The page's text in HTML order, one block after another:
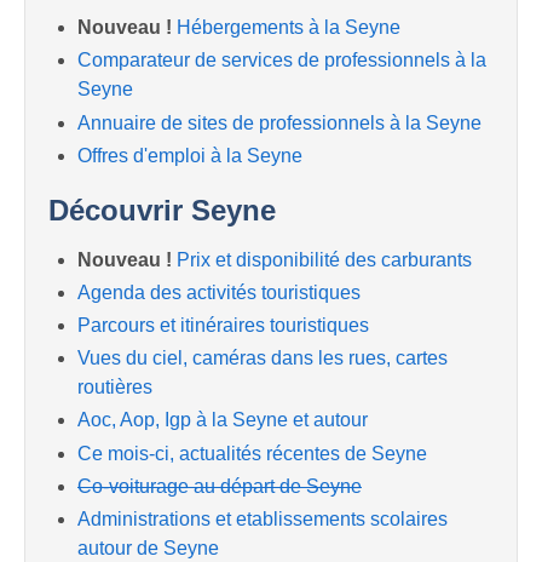
Nouveau ! Hébergements à la Seyne
Comparateur de services de professionnels à la
Seyne
Annuaire de sites de professionnels à la Seyne
Offres d'emploi à la Seyne
Découvrir Seyne
Nouveau ! Prix et disponibilité des carburants
Agenda des activités touristiques
Parcours et itinéraires touristiques
Vues du ciel, caméras dans les rues, cartes
routières
Aoc, Aop, Igp à la Seyne et autour
Ce mois-ci, actualités récentes de Seyne
Co-voiturage au départ de Seyne
Administrations et etablissements scolaires
autour de Seyne